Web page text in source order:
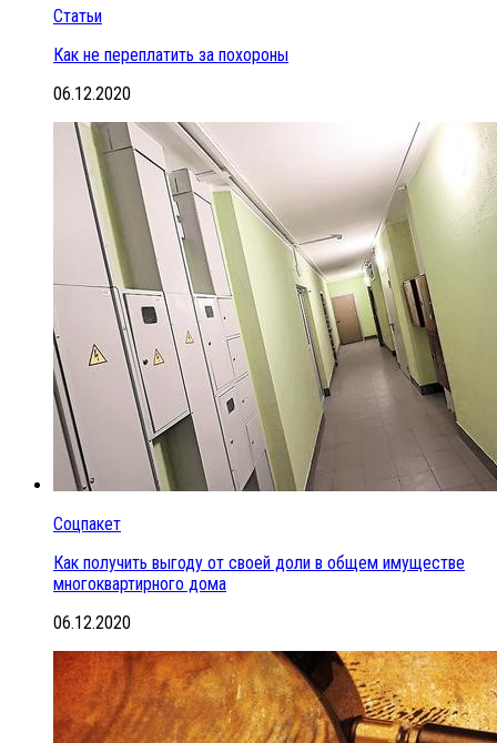
Статьи
Как не переплатить за похороны
06.12.2020
Соцпакет
Как получить выгоду от своей доли в общем имуществе
многоквартирного дома
06.12.2020